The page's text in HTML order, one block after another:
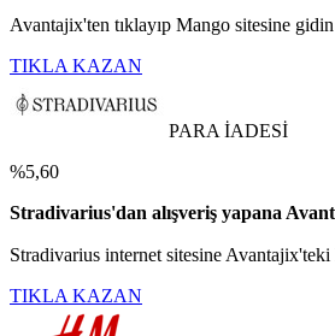
Avantajix'ten tıklayıp Mango sitesine gidin
TIKLA KAZAN
PARA İADESİ
%5,60
Stradivarius'dan alışveriş yapana
Stradivarius internet sitesine
TIKLA KAZAN